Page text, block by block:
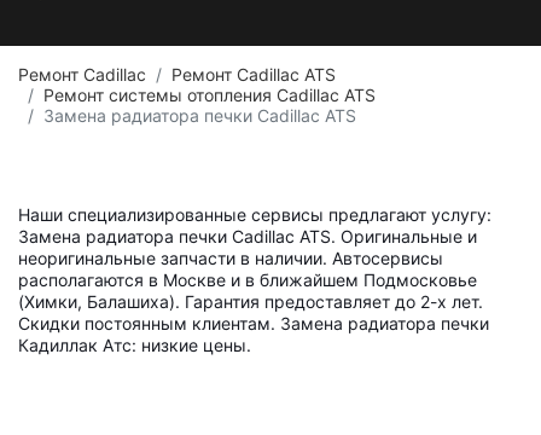
Ремонт Cadillac
Ремонт Cadillac ATS
Ремонт системы отопления Cadillac ATS
Замена радиатора печки Cadillac ATS
Наши специализированные сервисы предлагают услугу:
Замена радиатора печки Cadillac ATS. Оригинальные и
неоригинальные запчасти в наличии. Автосервисы
располагаются в Москве и в ближайшем Подмосковье
(Химки, Балашиха). Гарантия предоставляет до 2-х лет.
Скидки постоянным клиентам. Замена радиатора печки
Кадиллак Атс: низкие цены.